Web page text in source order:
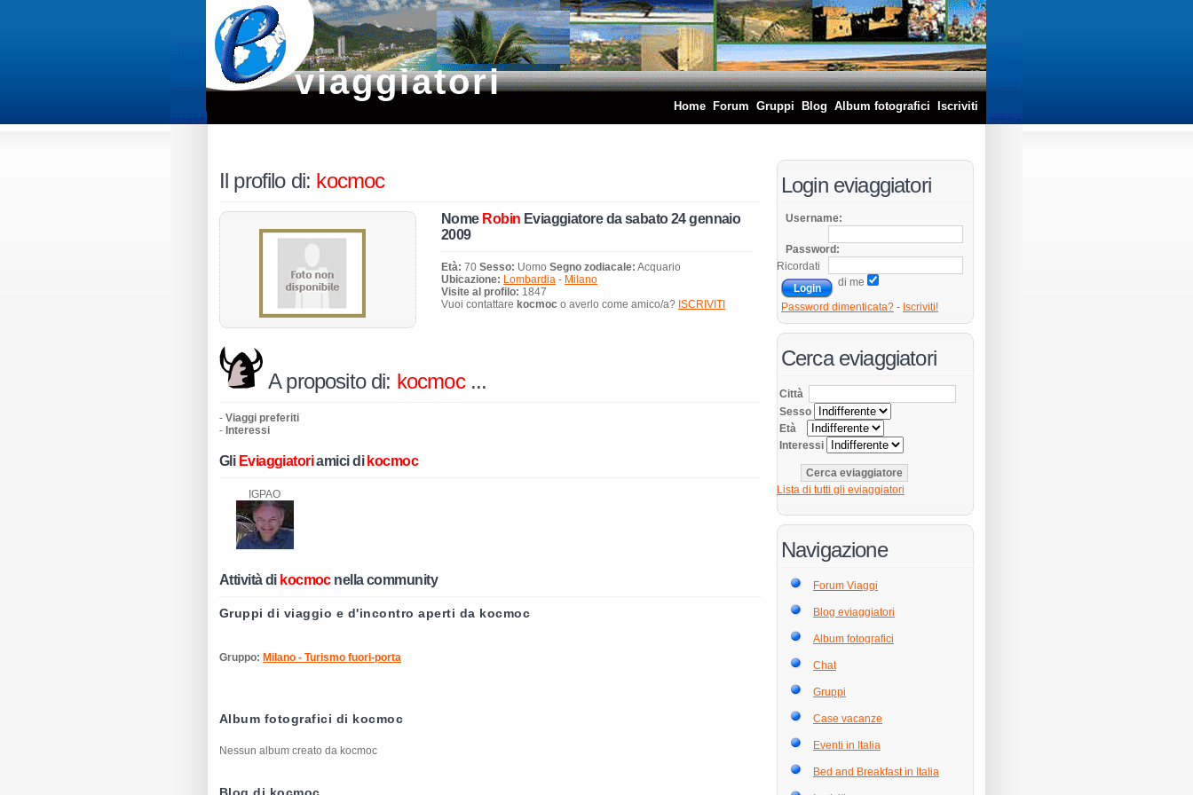
viaggiatori
Home Forum Gruppi Blog Album fotografici Iscriviti
Il profilo di: kocmoc
Nome Robin Eviaggiatore da sabato 24 gennaio
2009
Età: 70 Sesso: Uomo Segno zodiacale: Acquario
Ubicazione: Lombardia - Milano
Visite al profilo: 1847
Vuoi contattare kocmoc o averlo come amico/a? ISCRIVITI
A proposito di: kocmoc...
- Viaggi preferiti
- Interessi
Gli Eviaggiatoriamici di kocmoc
IGPAO
Attività dikocmocnella community
Gruppi di viaggio e d'incontro aperti da kocmoc
Gruppo: Milano - Turismo fuori-porta
Album fotografici di kocmoc
Nessun album creato da kocmoc
Login eviaggiatori
Username:
Password:
Ricordati
di me
Password dimenticata? - Iscriviti!
Cerca eviaggiatori
Città
Sesso
Età
Interessi
Lista di tutti gli eviaggiatori
Navigazione
Forum Viaggi
Blog eviaggiatori
Album fotografici
Chat
Gruppi
Case vacanze
Eventi in Italia
Bed and Breakfast in Italia